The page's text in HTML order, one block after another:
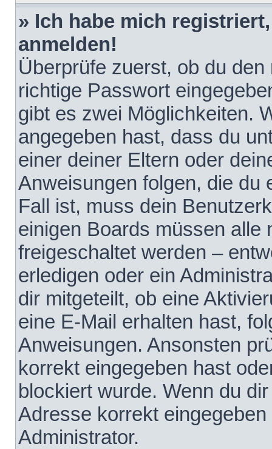
» Ich habe mich
anmelden!
Überprüfe zuerst, ob du
richtige Passwort
gibt es zwei Möglichkeiten.
angegeben hast, dass du
einer deiner Eltern oder
Anweisungen folgen, die du
Fall ist, muss dein
einigen Boards müssen alle
freigeschaltet werden –
erledigen oder ein
dir mitgeteilt, ob eine
eine E-Mail erhalten hast,
Anweisungen. Ansonsten
korrekt eingegeben hast
blockiert wurde. Wenn du
Adresse korrekt
Administrator.